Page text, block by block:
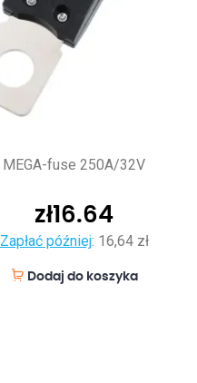
MEGA-fuse 250A/32V
zł16.64
Zapłać później: 16,64 zł
Dodaj do koszyka